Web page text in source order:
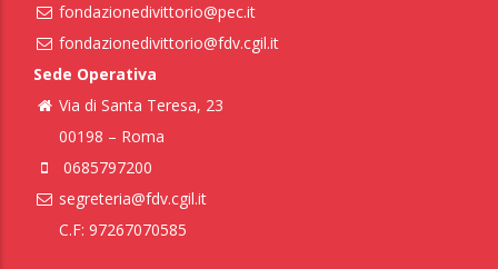
fondazionedivittorio@pec.it
fondazionedivittorio@fdv.cgil.it
Sede Operativa
Via di Santa Teresa, 23
00198 – Roma
0685797200
segreteria@fdv.cgil.it
C.F: 97267070585